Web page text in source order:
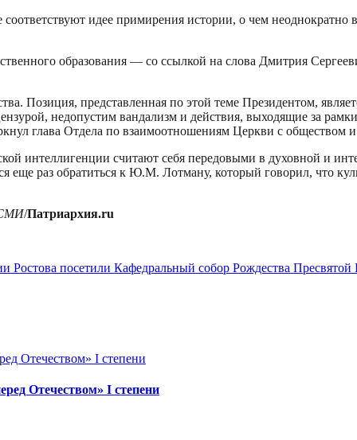
идее примирения истории, о чем
образования — со ссылкой на слова Дмитрия
Позиция, представленная по этой теме Президентом,
недопустим вандализм и действия, выходящие за
глава Отдела по взаимоотношениям Церкви с
интеллигенции считают себя передовыми в духовной и
еще раз обратиться к Ю.М. Лотману, который говорил, что
СМИ/Патриархия.ru
Ростова посетили Кафедральный собор Рождества
Отечеством» I степени